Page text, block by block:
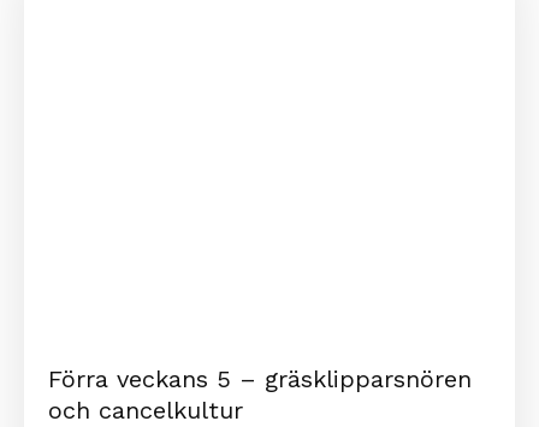
Förra veckans 5 – gräsklipparsnören
och cancelkultur